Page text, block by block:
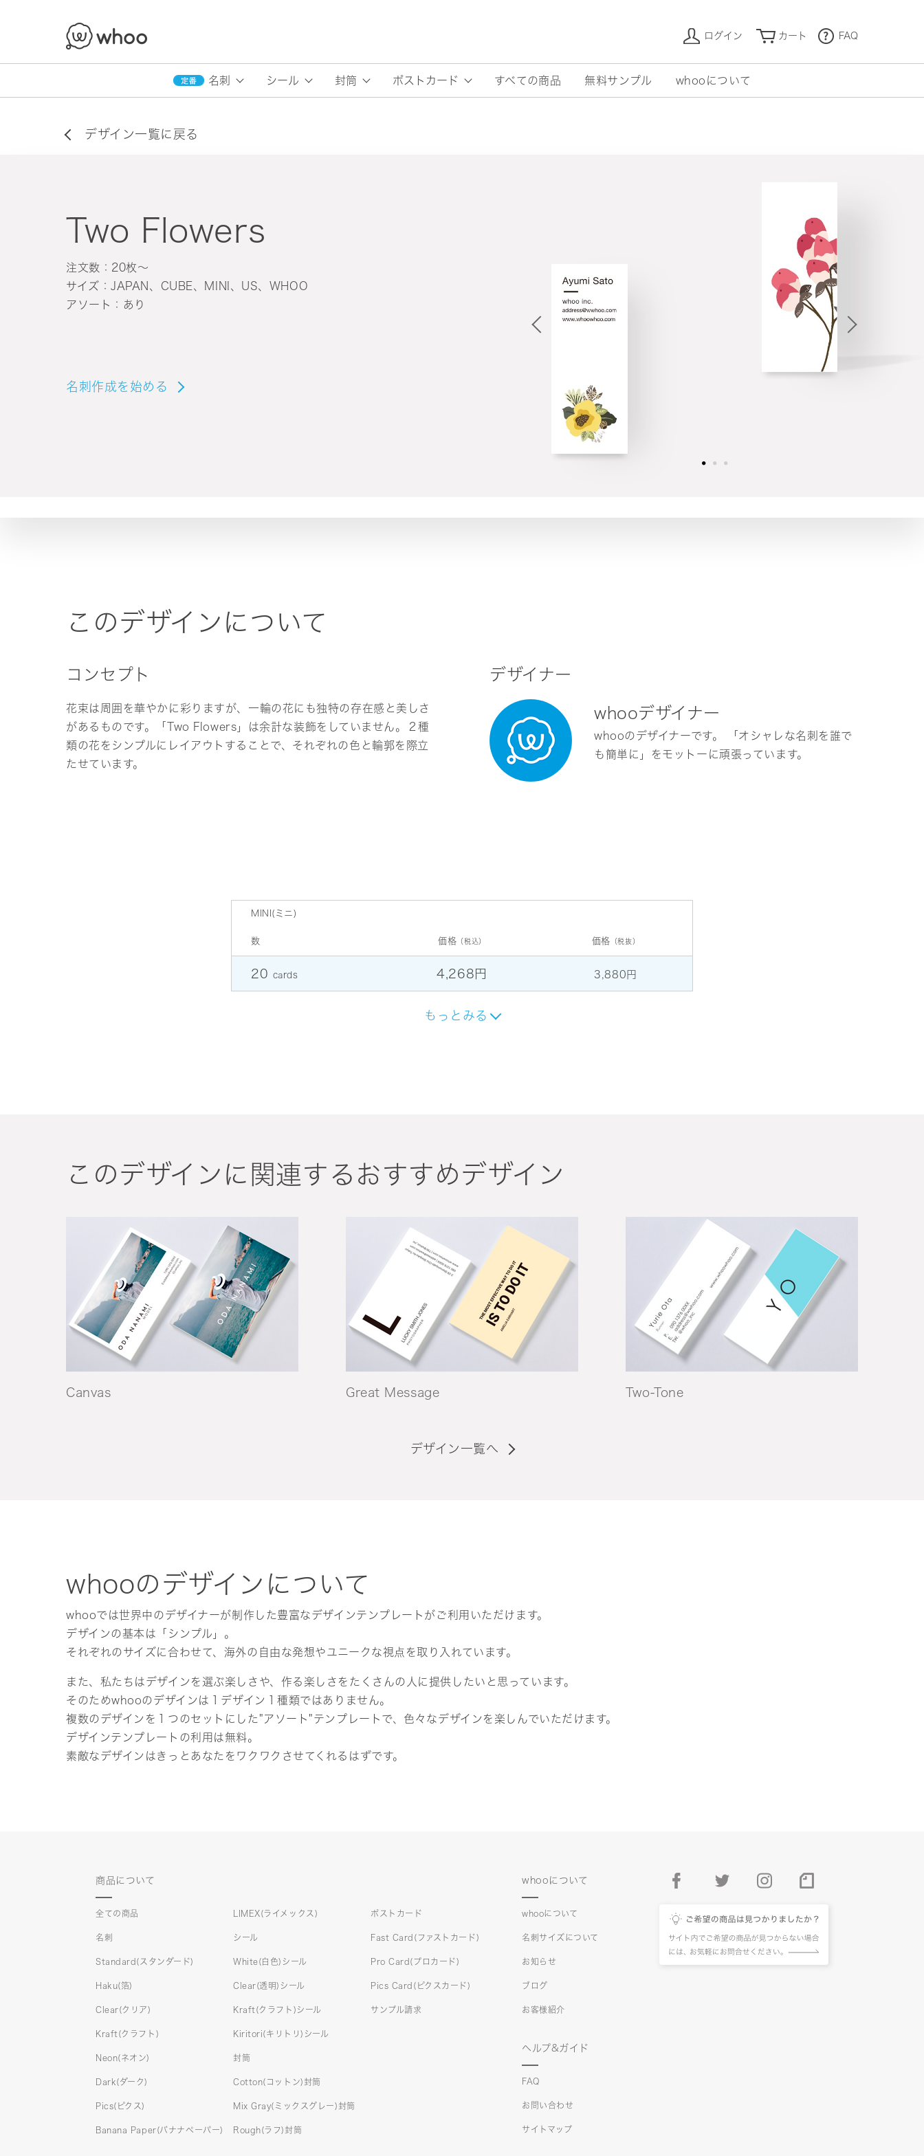
ログイン カート FAQ
名刺 シール 封筒 ポストカード すべての商品 無料サンプル whooについて
デザイン一覧に戻る
Two Flowers
注文数：20枚〜
サイズ：JAPAN、CUBE、MINI、US、WHOO
アソート：あり
名刺作成を始める
このデザインについて
コンセプト
花束は周囲を華やかに彩りますが、一輪の花にも独特の存在感と美しさ
があるものです。「Two Flowers」は余計な装飾をしていません。２種
類の花をシンプルにレイアウトすることで、それぞれの色と輪郭を際立
たせています。
デザイナー
whooデザイナー
whooのデザイナーです。 「オシャレな名刺を誰で
も簡単に」をモットーに頑張っています。
MINI(ミニ)
数 価格 （税込） 価格 （税抜）
20 cards 4,268円 3,880円
もっとみる
このデザインに関連するおすすめデザイン
Canvas Great Message Two-Tone
デザイン一覧へ
whooのデザインについて
whooでは世界中のデザイナーが制作した豊富なデザインテンプレートがご利用いただけます。
デザインの基本は「シンプル」。
それぞれのサイズに合わせて、海外の自由な発想やユニークな視点を取り入れています。
また、私たちはデザインを選ぶ楽しさや、作る楽しさをたくさんの人に提供したいと思っています。
そのためwhooのデザインは１デザイン１種類ではありません。
複数のデザインを１つのセットにした"アソート"テンプレートで、色々なデザインを楽しんでいただけます。
デザインテンプレートの利用は無料。
素敵なデザインはきっとあなたをワクワクさせてくれるはずです。
商品について
全ての商品
名刺
Standard(スタンダード)
Haku(箔)
Clear(クリア)
Kraft(クラフト)
Neon(ネオン)
Dark(ダーク)
Pics(ピクス)
Banana Paper(バナナペーパー)
LIMEX(ライメックス)
シール
White(白色)シール
Clear(透明)シール
Kraft(クラフト)シール
Kiritori(キリトリ)シール
封筒
Cotton(コットン)封筒
Mix Gray(ミックスグレー)封筒
Rough(ラフ)封筒
ポストカード
Fast Card(ファストカード)
Pro Card(プロカード)
Pics Card(ピクスカード)
サンプル請求
whooについて
whooについて
名刺サイズについて
お知らせ
ブログ
お客様紹介
ヘルプ&ガイド
FAQ
お問い合わせ
サイトマップ
facebook twitter instagram